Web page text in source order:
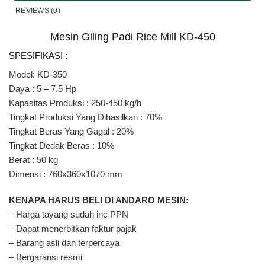
REVIEWS (0)
Mesin Giling Padi Rice Mill KD-450
SPESIFIKASI :
Model: KD-350
Daya : 5 – 7.5 Hp
Kapasitas Produksi : 250-450 kg/h
Tingkat Produksi Yang Dihasilkan : 70%
Tingkat Beras Yang Gagal : 20%
Tingkat Dedak Beras : 10%
Berat : 50 kg
Dimensi : 760x360x1070 mm
KENAPA HARUS BELI DI ANDARO MESIN:
– Harga tayang sudah inc PPN
– Dapat menerbitkan faktur pajak
– Barang asli dan terpercaya
– Bergaransi resmi